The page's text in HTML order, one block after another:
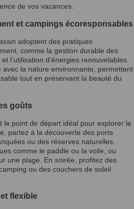
de vos vacances.
et campings écoresponsables
adoptent des pratiques
comme la gestion durable des
l’utilisation d’énergies renouvelables.
la nature environnante, permettent
tout en préservant la beauté du
goûts
le point de départ idéal pour explorer le
partez à la découverte des ports
ou des réserves naturelles.
comme le paddle ou la voile, ou
une plage. En soirée, profitez des
ou des couchers de soleil
flexible